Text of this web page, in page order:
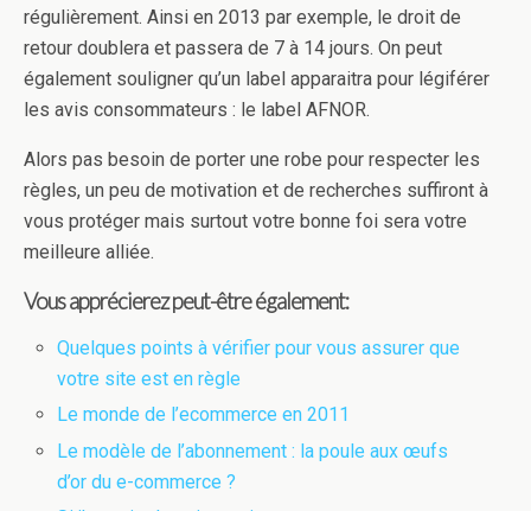
régulièrement. Ainsi en 2013 par exemple, le droit de
retour doublera et passera de 7 à 14 jours. On peut
également souligner qu’un label apparaitra pour légiférer
les avis consommateurs : le label AFNOR.
Alors pas besoin de porter une robe pour respecter les
règles, un peu de motivation et de recherches suffiront à
vous protéger mais surtout votre bonne foi sera votre
meilleure alliée.
Vous apprécierez peut-être également:
Quelques points à vérifier pour vous assurer que
votre site est en règle
Le monde de l’ecommerce en 2011
Le modèle de l’abonnement : la poule aux œufs
d’or du e-commerce ?